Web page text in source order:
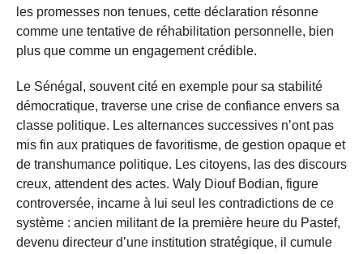
les promesses non tenues, cette déclaration résonne
comme une tentative de réhabilitation personnelle, bien
plus que comme un engagement crédible.
Le Sénégal, souvent cité en exemple pour sa stabilité
démocratique, traverse une crise de confiance envers sa
classe politique. Les alternances successives n’ont pas
mis fin aux pratiques de favoritisme, de gestion opaque et
de transhumance politique. Les citoyens, las des discours
creux, attendent des actes. Waly Diouf Bodian, figure
controversée, incarne à lui seul les contradictions de ce
système : ancien militant de la première heure du Pastef,
devenu directeur d’une institution stratégique, il cumule